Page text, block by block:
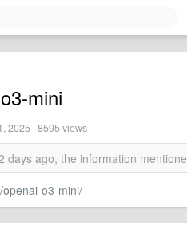
mini
2025 · 8595 views
days ago, the information
o3-mini/